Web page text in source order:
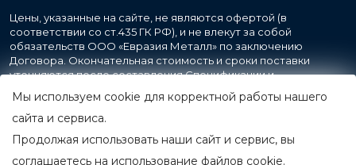
Цены, указанные на сайте, не являются офертой (в
соответствии со ст.435 ГК РФ), и не влекут за собой
обязательств ООО «Евразия Металл» по заключению
Договора. Окончательная стоимость и сроки поставки
уточняются после составления Спецификации и
фиксируются в Счете на оплату, а также Спецификации на
поставку товара.
© 2007-2026 Все права защищены.
ООО «Евразия Металл»
Мы используем cookie для корректной работы нашего
сайта и сервиса.
Продолжая использовать наши сайт и сервис, вы
соглашаетесь на использование файлов cookie.